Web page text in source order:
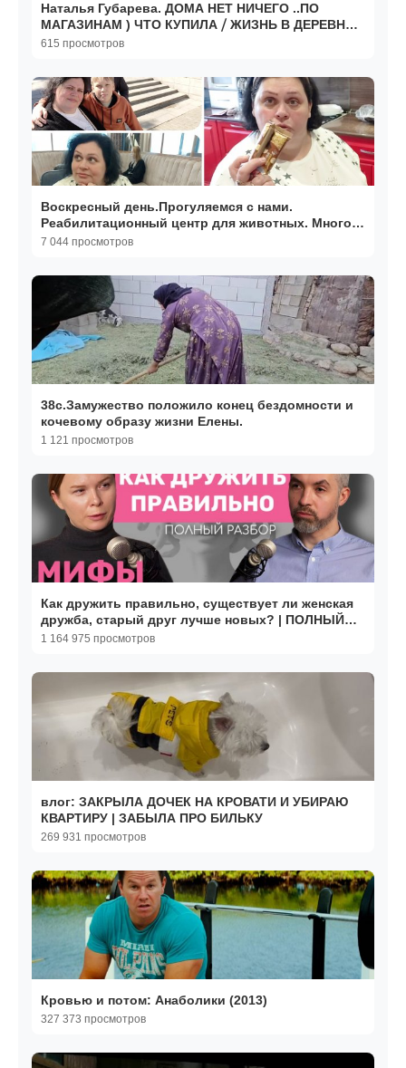
Наталья Губарева. ДОМА НЕТ НИЧЕГО ..ПО
МАГАЗИНАМ ) ЧТО КУПИЛА ⧸ ЖИЗНЬ В ДЕРЕВНЕ
😍
615 просмотров
Воскресный день.Прогуляемся с нами.
Реабилитационный центр для животных. Много
инвалидов. Мишка удив
7 044 просмотров
38с.Замужество положило конец бездомности и
кочевому образу жизни Елены.
1 121 просмотров
Как дружить правильно, существует ли женская
дружба, старый друг лучше новых? | ПОЛНЫЙ
РАЗБОР МИФЫ
1 164 975 просмотров
влог: ЗАКРЫЛА ДОЧЕК НА КРОВАТИ И УБИРАЮ
КВАРТИРУ | ЗАБЫЛА ПРО БИЛЬКУ
269 931 просмотров
Кровью и потом: Анаболики (2013)
327 373 просмотров